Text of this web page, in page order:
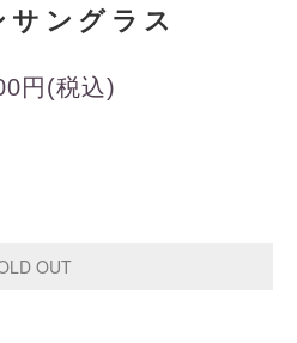
ングラス
円(税込)